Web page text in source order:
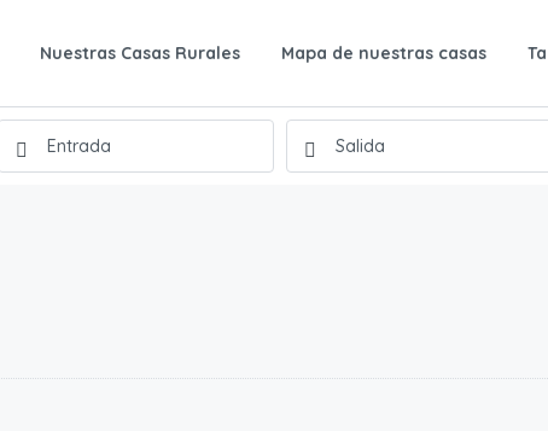
Nuestras Casas Rurales Mapa de nuestras casas